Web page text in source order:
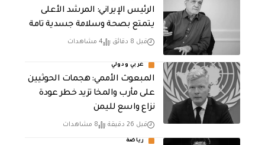
الرئيس الإيراني: المرشد الأعلى
يتمتع بصحة وسلامة جسدية تامة
قبل 8 دقائق 4 مشاهدات
عربي ودولي
المبعوث الأممي: هجمات الحوثيين
على مأرب والمخا تزيد خطر عودة
نزاع واسع لليمن
قبل 26 دقيقة 8 مشاهدات
رياضة